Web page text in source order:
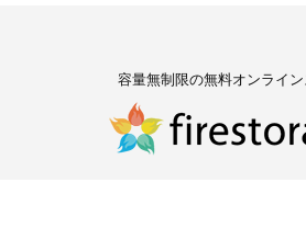
容量無制限の無料オンライ